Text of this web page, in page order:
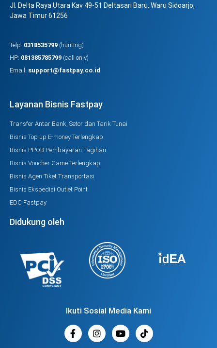
Jl. Delta Raya Utara Kav 49-51 Deltasari Baru, Waru Sidoarjo,
Jawa Timur 61256
Telp: 0318535799 (hunting)
HP: 081385785799 (call only)
Email: support@fastpay.co.id
Layanan Bisnis Fastpay
Transfer Antar Bank, Setor dan Tarik Tunai
Bisnis Top up E-money Terlengkap
Bisnis PPOB Pembayaran Tagihan
Bisnis Voucher Game Terlengkap
Bisnis Agen Tiket Transportasi
Bisnis Ekspedisi Outlet Point
EDC Fastpay
Didukung oleh
Ikuti Sosial Media Kami